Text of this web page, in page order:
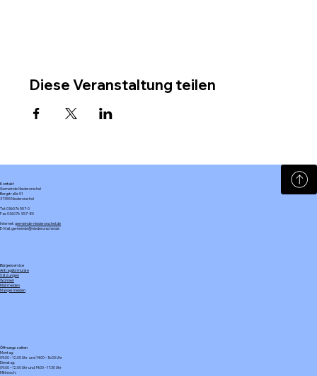
Diese Veranstaltung teilen
Kontakt
Gemeinde Niederorschel
Bergstraße 51
37355 Niederorschel
Tel: 036076 557-0
Fax: 036076 557-80
Internet:gemeinde-niederorschel.de
E-Mail: gemeinde@niederorschel.de
Bürgerservice
Antragsformulare
Satzungen
Wohnen
Müll melden
Mangel melden
Öffnungszeiten
Montag:
09:00 – 12:00 Uhr und 14:00 – 16:00 Uhr
Dienstag:
09:00 – 12:00 Uhr und 14:00 – 17:30 Uhr
Mittwoch: